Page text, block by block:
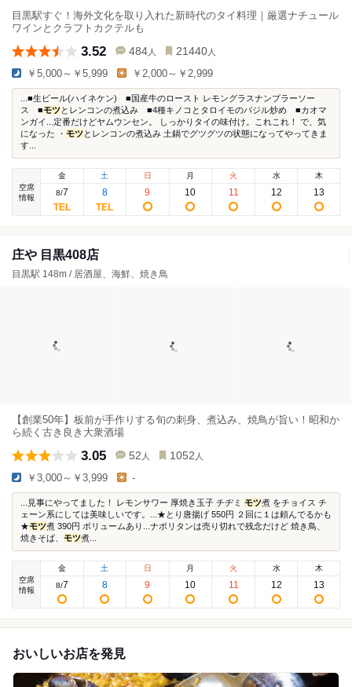
目黒駅すぐ！海外文化を取り入れた新時代のタイ料理｜厳選ナチュール
ワインとクラフトカクテルも
3.52 484 人 21440 人
￥5,000～￥5,999 ￥2,000～￥2,999
...■生ビール(ハイネケン) ■国産牛のロースト レモングラスナンプラーソー
ス ■モツとレンコンの煮込み ■4種キノコとタロイモのバジル炒め ■カオマ
ンガイ...定番だけどヤムウンセン。 しっかりタイの味付け。これこれ！ で、気
になった ・ モツとレンコンの煮込み 土鍋でグツグツの状態になってやってきま
す...
空席
情報
金
8/7
土
8
日
9
月
10
火
11
水
12
木
13
庄や 目黒408店
目黒駅 148m / 居酒屋、海鮮、焼き鳥
【創業50年】板前が手作りする旬の刺身、煮込み、焼鳥が旨い！昭和か
ら続く古き良き大衆酒場
3.05 52 人 1052 人
￥3,000～￥3,999 -
...見事にやってました！ レモンサワー 厚焼き玉子 チヂミ モツ煮 をチョイス チ
ェーン系にしては美味しいです。...★とり唐揚げ 550円 ２回に１は頼んでるかも
★モツ煮 390円 ボリュームあり...ナポリタンは売り切れで残念だけど 焼き鳥、
焼きそば、 モツ煮...
空席
情報
金
8/7
土
8
日
9
月
10
火
11
水
12
木
13
おいしいお店を発見